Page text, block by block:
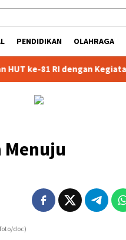
PENDIDIKAN OLAHRAGA
RI dengan Kegiatan Sosial
Menuju
doc)